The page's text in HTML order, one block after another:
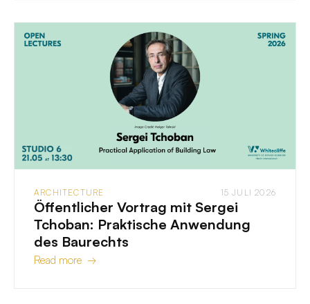
ARCHITECTURE 15 JULI 2026
Öffentlicher Vortrag mit Sergei
Tchoban: Praktische Anwendung
des Baurechts
Read more →